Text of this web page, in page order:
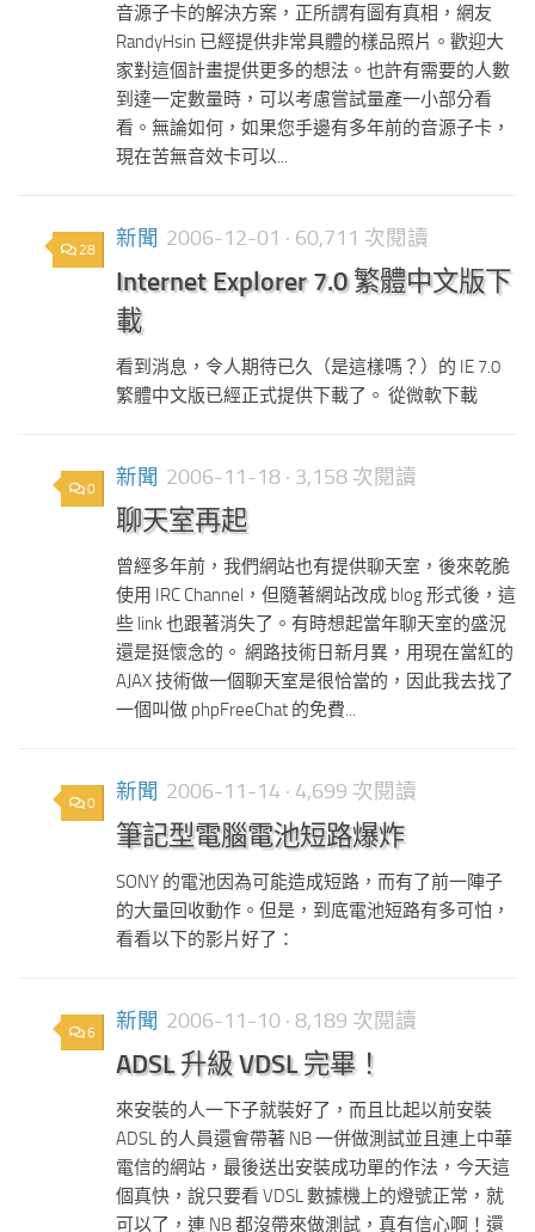
音源子卡的解決方案，正所謂有圖有真相，網友
RandyHsin 已經提供非常具體的樣品照片。歡迎大
家對這個計畫提供更多的想法。也許有需要的人數
到達一定數量時，可以考慮嘗試量產一小部分看
看。無論如何，如果您手邊有多年前的音源子卡，
現在苦無音效卡可以...
28 新聞 2006-12-01 · 60,711 次閱讀
Internet Explorer 7.0 繁體中文版下
載
看到消息，令人期待已久（是這樣嗎？）的 IE 7.0
繁體中文版已經正式提供下載了。 從微軟下載
0 新聞 2006-11-18 · 3,158 次閱讀
聊天室再起
曾經多年前，我們網站也有提供聊天室，後來乾脆
使用 IRC Channel，但隨著網站改成 blog 形式後，這
些 link 也跟著消失了。有時想起當年聊天室的盛況
還是挺懷念的。 網路技術日新月異，用現在當紅的
AJAX 技術做一個聊天室是很恰當的，因此我去找了
一個叫做 phpFreeChat 的免費...
0 新聞 2006-11-14 · 4,699 次閱讀
筆記型電腦電池短路爆炸
SONY 的電池因為可能造成短路，而有了前一陣子
的大量回收動作。但是，到底電池短路有多可怕，
看看以下的影片好了：
6 新聞 2006-11-10 · 8,189 次閱讀
ADSL 升級 VDSL 完畢！
來安裝的人一下子就裝好了，而且比起以前安裝
ADSL 的人員還會帶著 NB 一併做測試並且連上中華
電信的網站，最後送出安裝成功單的作法，今天這
個真快，說只要看 VDSL 數據機上的燈號正常，就
可以了，連 NB 都沒帶來做測試，真有信心啊！還